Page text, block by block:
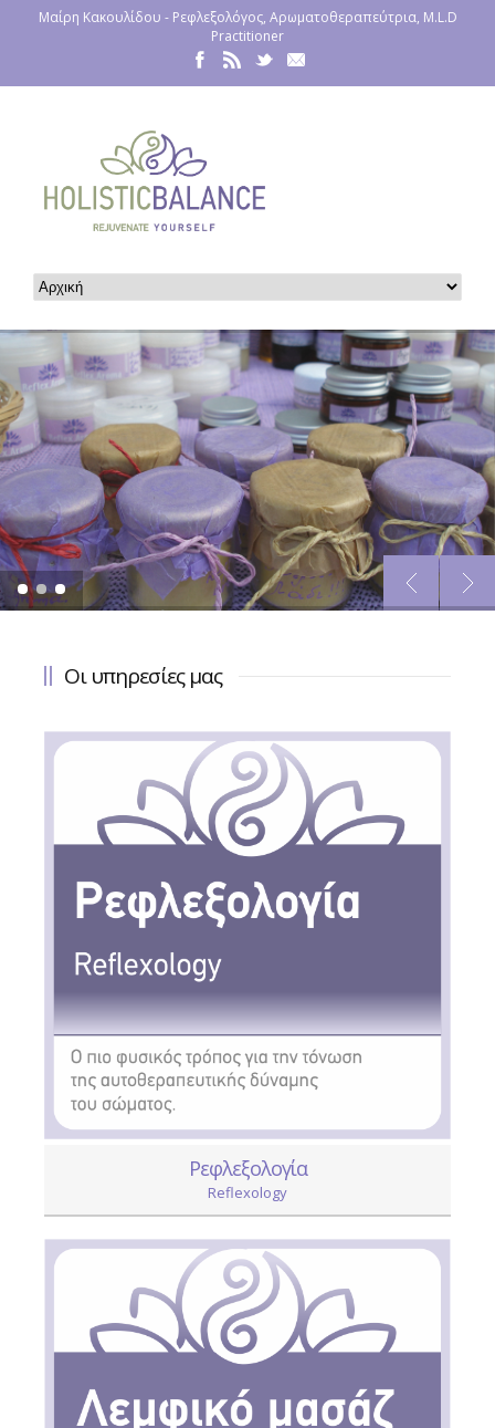
Μαίρη Κακουλίδου - Ρεφλεξολόγος, Αρωματοθεραπεύτρια, M.L.D
Practitioner
Οι υπηρεσίες μας
Ρεφλεξολογία
Reflexology